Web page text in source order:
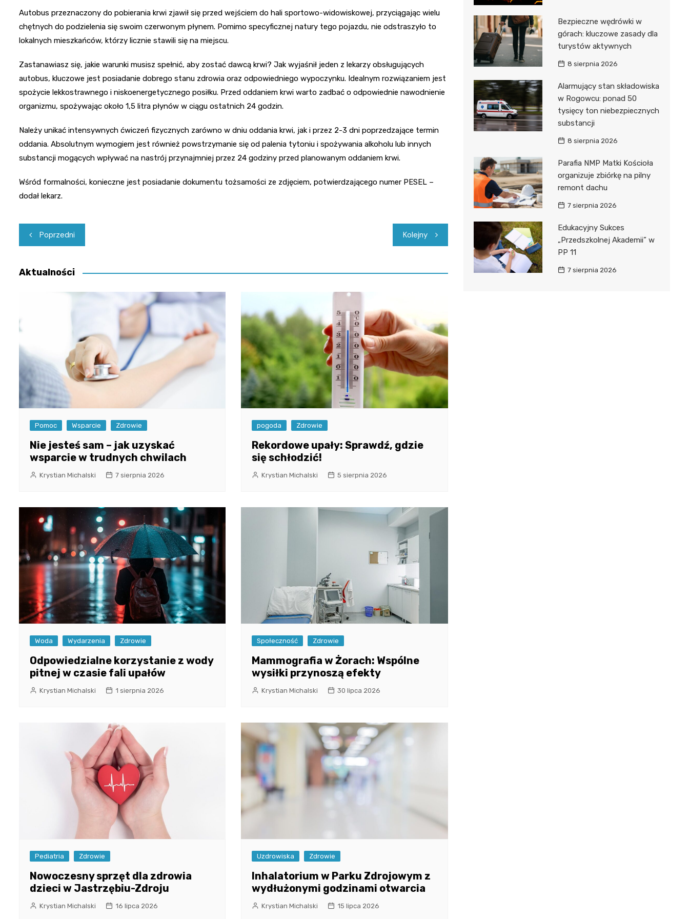
Autobus przeznaczony do pobierania krwi zjawił się przed wejściem do hali sportowo-widowiskowej, przyciągając wielu
chętnych do podzielenia się swoim czerwonym płynem. Pomimo specyficznej natury tego pojazdu, nie odstraszyło to
lokalnych mieszkańców, którzy licznie stawili się na miejscu.
Zastanawiasz się, jakie warunki musisz spełnić, aby zostać dawcą krwi? Jak wyjaśnił jeden z lekarzy obsługujących
autobus, kluczowe jest posiadanie dobrego stanu zdrowia oraz odpowiedniego wypoczynku. Idealnym rozwiązaniem jest
spożycie lekkostrawnego i niskoenergetycznego posiłku. Przed oddaniem krwi warto zadbać o odpowiednie nawodnienie
organizmu, spożywając około 1,5 litra płynów w ciągu ostatnich 24 godzin.
Należy unikać intensywnych ćwiczeń fizycznych zarówno w dniu oddania krwi, jak i przez 2-3 dni poprzedzające termin
oddania. Absolutnym wymogiem jest również powstrzymanie się od palenia tytoniu i spożywania alkoholu lub innych
substancji mogących wpływać na nastrój przynajmniej przez 24 godziny przed planowanym oddaniem krwi.
Wśród formalności, konieczne jest posiadanie dokumentu tożsamości ze zdjęciem, potwierdzającego numer PESEL –
dodał lekarz.
Nawigacja
wpisu
Poprzedni Kolejny
Aktualności
Pomoc Wsparcie Zdrowie
Nie jesteś sam – jak uzyskać
wsparcie w trudnych chwilach
Krystian Michalski 7 sierpnia 2026
pogoda Zdrowie
Rekordowe upały: Sprawdź, gdzie
się schłodzić!
Krystian Michalski 5 sierpnia 2026
Woda Wydarzenia Zdrowie
Odpowiedzialne korzystanie z wody
pitnej w czasie fali upałów
Krystian Michalski 1 sierpnia 2026
Społeczność Zdrowie
Mammografia w Żorach: Wspólne
wysiłki przynoszą efekty
Krystian Michalski 30 lipca 2026
Pediatria Zdrowie
Nowoczesny sprzęt dla zdrowia
dzieci w Jastrzębiu-Zdroju
Krystian Michalski 16 lipca 2026
Uzdrowiska Zdrowie
Inhalatorium w Parku Zdrojowym z
wydłużonymi godzinami otwarcia
Krystian Michalski 15 lipca 2026
Bezpieczne wędrówki w
górach: kluczowe zasady dla
turystów aktywnych
8 sierpnia 2026
Alarmujący stan składowiska
w Rogowcu: ponad 50
tysięcy ton niebezpiecznych
substancji
8 sierpnia 2026
Parafia NMP Matki Kościoła
organizuje zbiórkę na pilny
remont dachu
7 sierpnia 2026
Edukacyjny Sukces
„Przedszkolnej Akademii” w
PP 11
7 sierpnia 2026